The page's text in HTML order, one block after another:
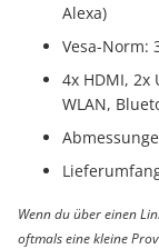
Alexa)
Vesa-Norm:
4x HDMI, 2x
WLAN,
Wenn du über einen
oftmals eine kleine